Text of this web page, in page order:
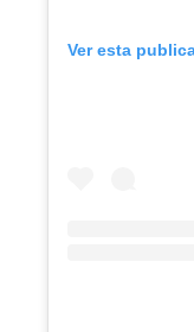
Ver esta